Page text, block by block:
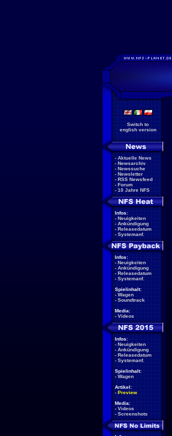
Switch to
english version
- Aktuelle News
- Newsarchiv
- Newssuche
- Newsletter
- RSS Newsfeed
- Forum
- 10 Jahre NFS
Infos:
- Neuigkeiten
- Ankündigung
- Releasedatum
- Systemanf.
Infos:
- Neuigkeiten
- Ankündigung
- Releasedatum
- Systemanf.
Spielinhalt:
- Wagen
- Soundtrack
Media:
- Videos
Infos:
- Neuigkeiten
- Ankündigung
- Releasedatum
- Systemanf.
Spielinhalt:
- Wagen
Artikel:
- Preview
Media:
- Videos
- Screenshots